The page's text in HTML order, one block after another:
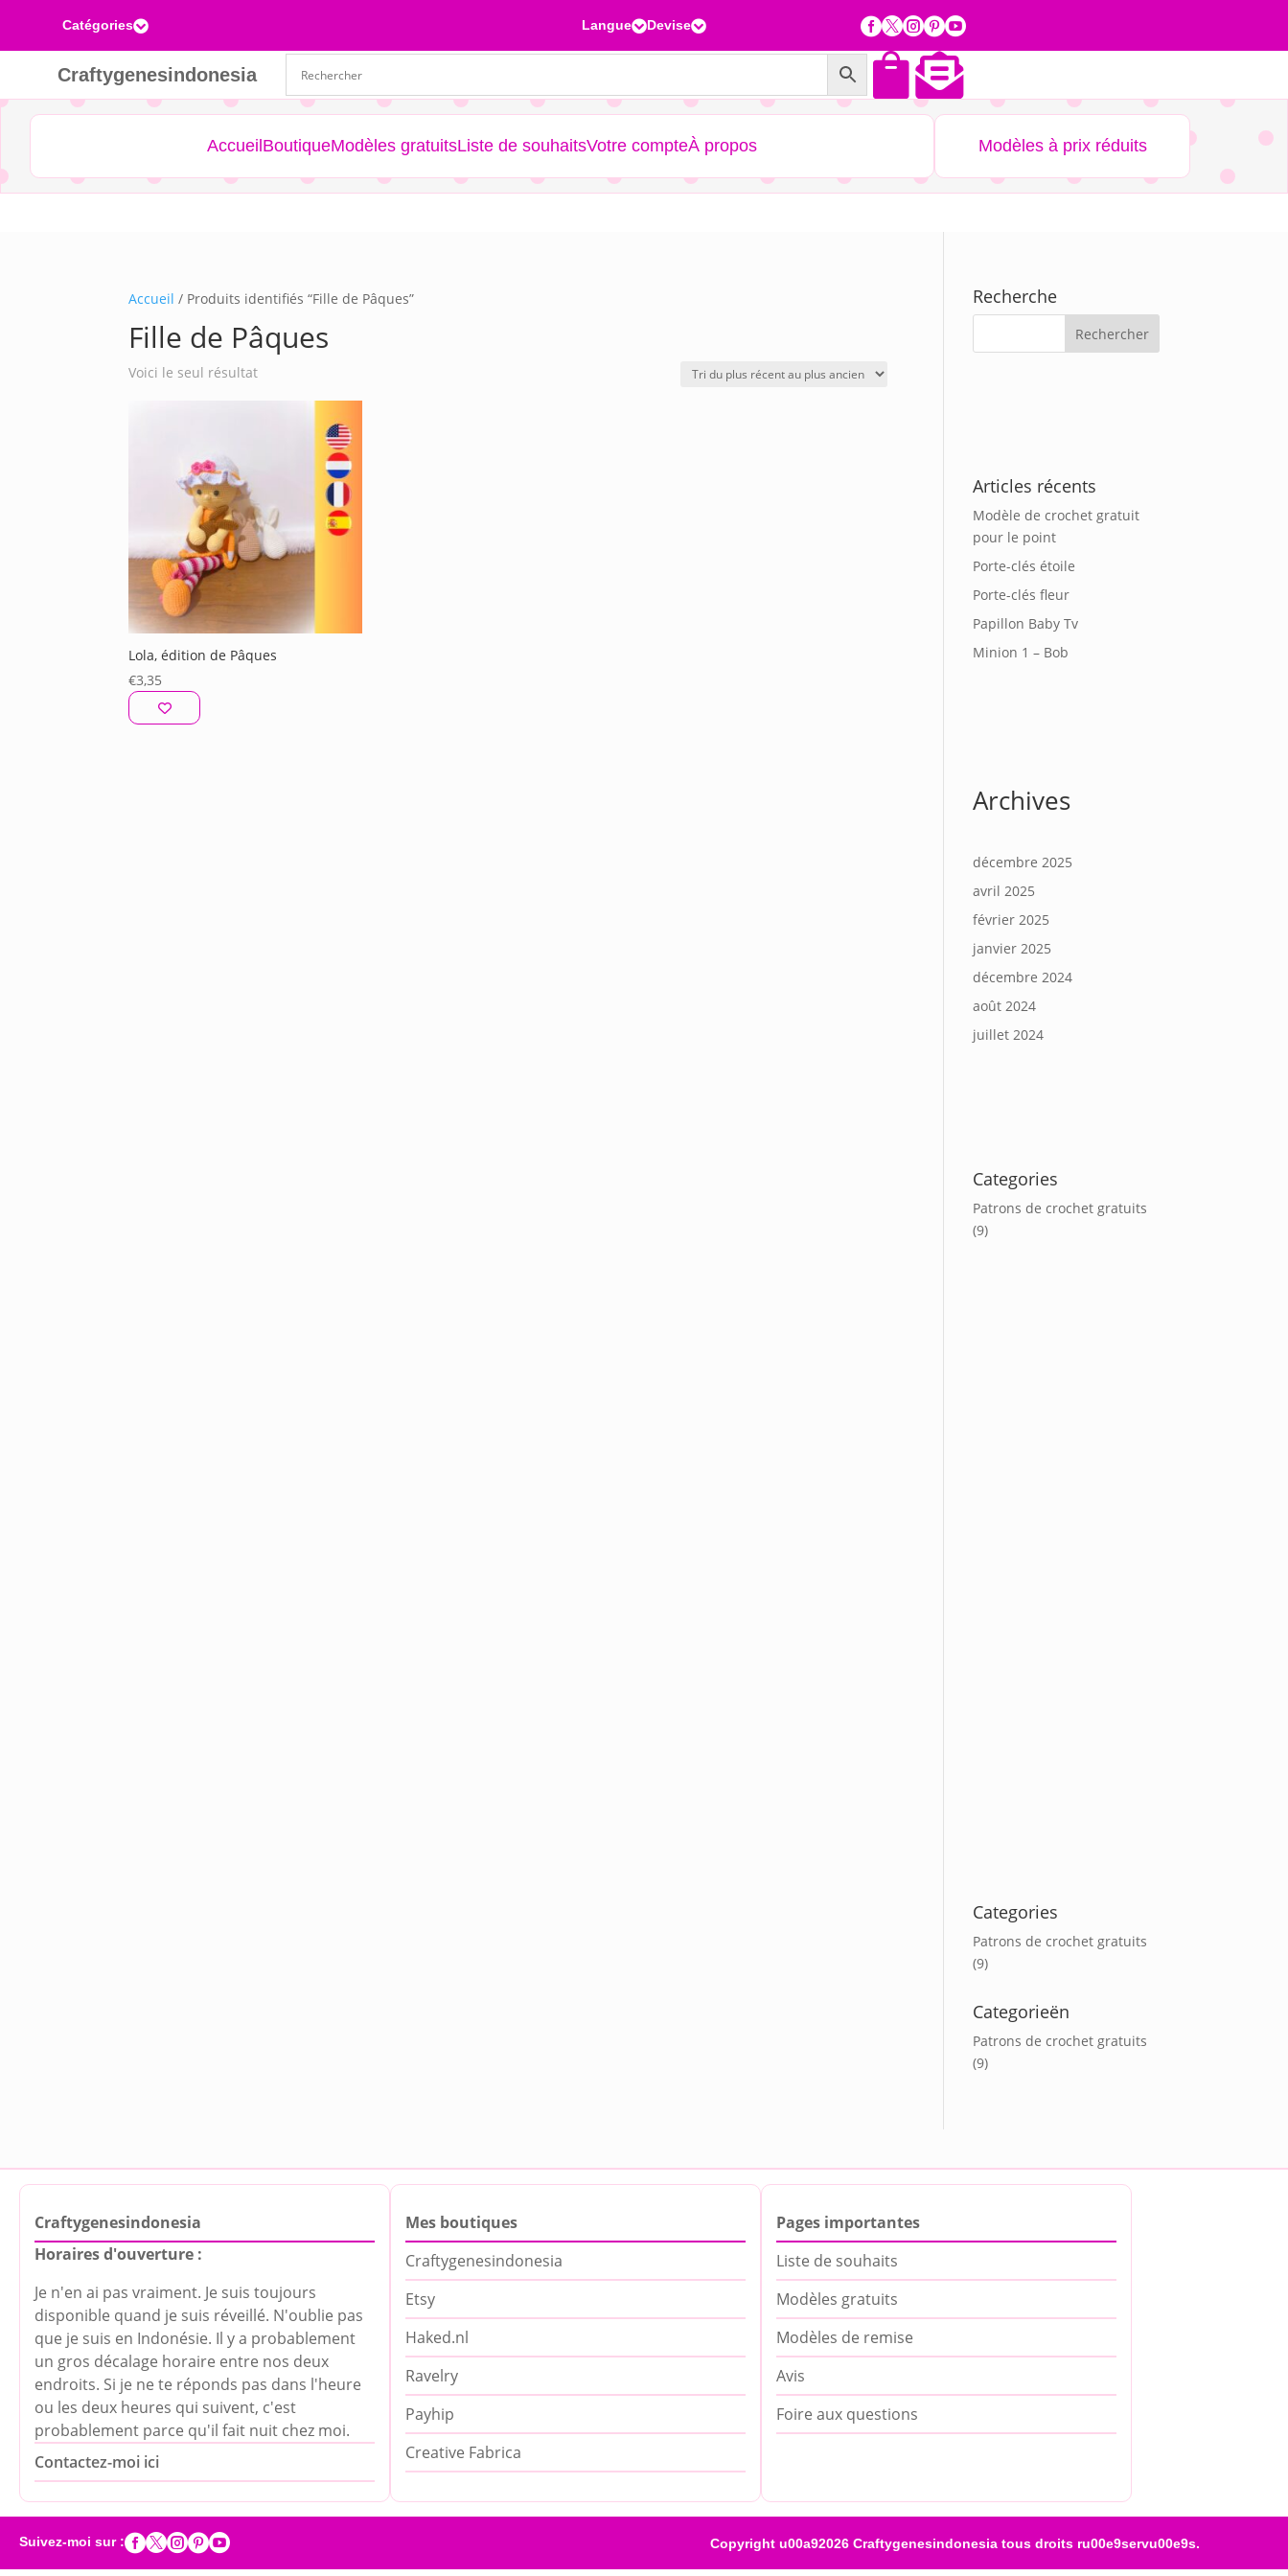
Catégories LangueDevise 
Craftygenesindonesia 
Accueil BoutiqueModèles gratuitsListe de souhaitsVotre compteÀ propos Modèles à prix réduits
Accueil / Produits identifiés “Fille de Pâques”
Fille de Pâques
Voici le seul résultat
Lola, édition de Pâques
€3,35
Recherche
Articles récents
Modèle de crochet gratuit
pour le point
Porte-clés étoile
Porte-clés fleur
Papillon Baby Tv
Minion 1 – Bob
Archives
décembre 2025
avril 2025
février 2025
janvier 2025
décembre 2024
août 2024
juillet 2024
Categories
Patrons de crochet gratuits
(9)
Categories
Patrons de crochet gratuits
(9)
Categorieën
Patrons de crochet gratuits
(9)
Craftygenesindonesia
Horaires d'ouverture :
Je n'en ai pas vraiment. Je suis toujours
disponible quand je suis réveillé. N'oublie pas
que je suis en Indonésie. Il y a probablement
un gros décalage horaire entre nos deux
endroits. Si je ne te réponds pas dans l'heure
ou les deux heures qui suivent, c'est
probablement parce qu'il fait nuit chez moi.
Contactez-moi ici
Mes boutiques
Craftygenesindonesia
Etsy
Haked.nl
Ravelry
Payhip
Creative Fabrica
Pages importantes
Liste de souhaits
Modèles gratuits
Modèles de remise
Avis
Foire aux questions
Suivez-moi sur : Copyright u00a92026 Craftygenesindonesia tous droits ru00e9servu00e9s.